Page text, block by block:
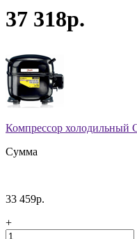
37 318р.
Компрессор холодильный
Сумма
33 459р.
+